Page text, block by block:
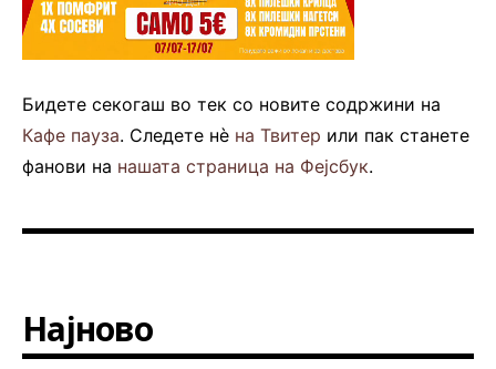
Бидете секогаш во тек со новите содржини на
Кафе пауза. Следете нè на Твитер или пак станете
фанови на нашата страница на Фејсбук.
Најново